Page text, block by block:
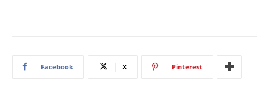
Facebook X Pinterest